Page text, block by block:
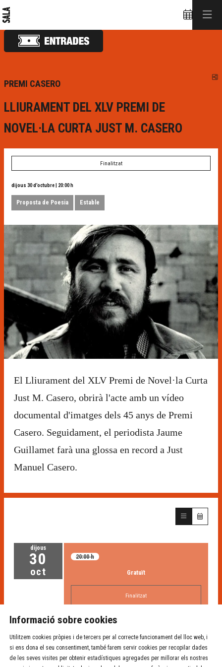
PREMI CASERO
LLIURAMENT DEL XLV PREMI DE
NOVEL·LA CURTA JUST M. CASERO
Finalitzat
dijous 30 d’octubre 20:00 h
Proposta de Poesia Estable
El Lliurament del XLV Premi de Novel·la Curta
Just M. Casero, obrirà l'acte amb un vídeo
documental d'imatges dels 45 anys de Premi
Casero. Seguidament, el periodista Jaume
Guillamet farà una glossa en record a Just
Manuel Casero.
dijous
30
oct
20:00 h
Gratuït
Finalitzat
Informació sobre cookies
Utilitzem cookies pròpies i de tercers per al correcte funcionament del lloc web, i
si ens dona el seu consentiment, també farem servir cookies per recopilar dades
de les seves visites per obtenir estadístiques agregades per millorar els nostres